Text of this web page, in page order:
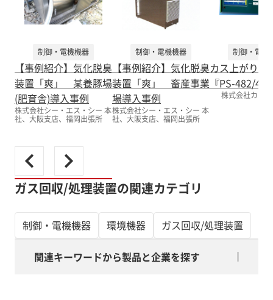
制御・電機機器
【事例紹介】気化脱臭
装置「爽」 某養豚場
(肥育舎)導入事例
株式会社シー・エス・シー 本
社、大阪支店、福岡出張所
制御・電機機器
【事例紹介】気化脱臭
装置「爽」 畜産事業
場導入事例
株式会社シー・エス・シー 本
社、大阪支店、福岡出張所
制御・電機
カス上がり検
『PS-482/
株式会社カナ
ガス回収/処理装置の関連カテゴリ
制御・電機機器 環境機器 ガス回収/処理装置
関連キーワードから製品と企業を探す